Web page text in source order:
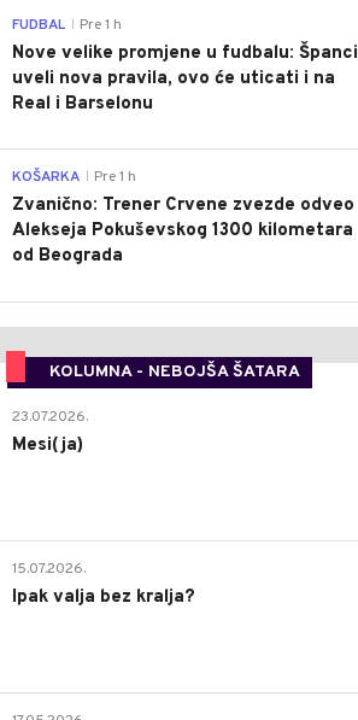
FUDBAL Pre 1 h
Nove velike promjene u fudbalu: Španci
uveli nova pravila, ovo će uticati i na
Real i Barselonu
KOŠARKA Pre 1 h
Zvanično: Trener Crvene zvezde odveo
Alekseja Pokuševskog 1300 kilometara
od Beograda
KOLUMNA - NEBOJŠA ŠATARA
23.07.2026.
Mesi(ja)
15.07.2026.
Ipak valja bez kralja?